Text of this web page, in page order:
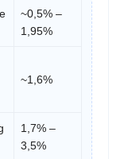
~0,5% –
1,95%
~1,6%
1,7% –
3,5%